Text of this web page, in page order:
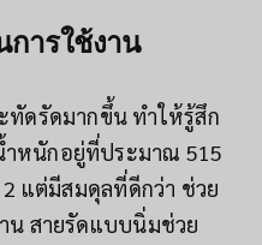
ารใช้งาน
ทัดรัดมากขึ้น ทำให้รู้สึก
ำหนักอยู่ที่ประมาณ 515
แต่มีสมดุลที่ดีกว่า ช่วย
น สายรัดแบบนิ่มช่วย